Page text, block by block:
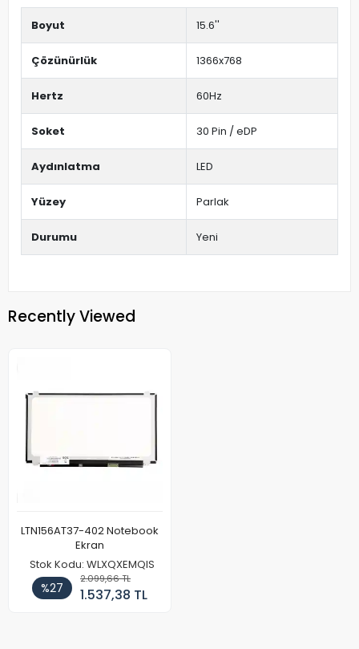
Boyut 15.6''
Çözünürlük 1366x768
Hertz 60Hz
Soket 30 Pin / eDP
Aydınlatma LED
Yüzey Parlak
Durumu Yeni
Recently Viewed
LTN156AT37-402 Notebook
Ekran
Stok Kodu: WLXQXEMQIS
%27
2.099,66 TL
1.537,38 TL